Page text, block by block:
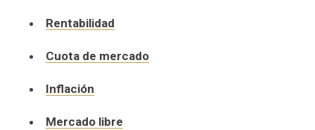
Rentabilidad
Cuota de mercado
Inflación
Mercado libre